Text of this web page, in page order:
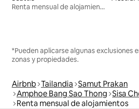
Renta mensual de alojamientos
*Pueden aplicarse algunas exclusiones
zonas y propiedades.
Airbnb Tailandia Samut Prakan
Amphoe Bang Sao Thong Sisa
Renta mensual de alojamientos